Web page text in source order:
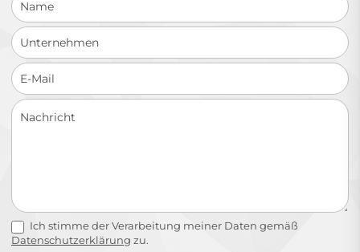
Ich stimme der Verarbeitung meiner Daten gemäß
Datenschutzerklärung zu.